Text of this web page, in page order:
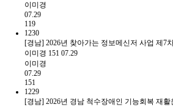
이미경
07.29
119
1230
[경남] 2026년 찾아가는 정보메신저 사업 제7
이미경 151 07.29
이미경
07.29
151
1229
[경남] 2026년 경남 척수장애인 기능회복 재활